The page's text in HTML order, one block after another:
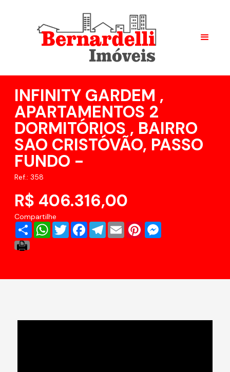
INFINITY GARDEM ,
APARTAMENTOS 2
DORMITÓRIOS , BAIRRO
SAO CRISTÓVÃO, PASSO
FUNDO -
Ref.: 358
R$ 406.316,00
Compartilhe
Share WhatsApp
TwitterFacebookTelegram
Email Pinterest